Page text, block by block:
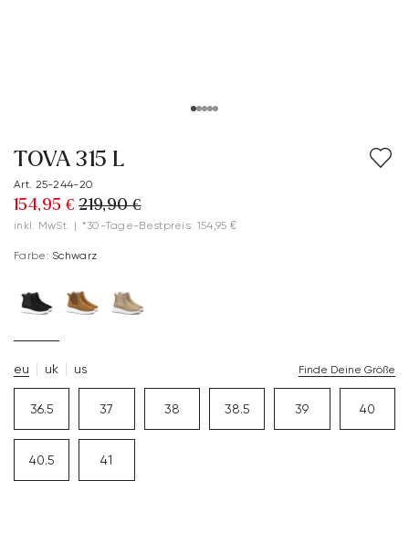
TOVA 315 L
Art. 25-244-20
154,95 € 219,90 €
inkl. MwSt. | *30-Tage-Bestpreis: 154,95 €
Farbe: Schwarz
eu uk us Finde Deine Größe
36.5 37 38 38.5 39 40
40.5 41